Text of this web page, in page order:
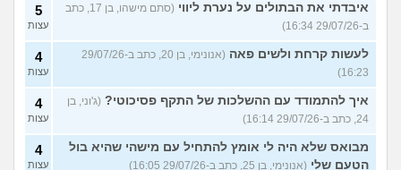
איבדתי את הבתולים על נערת ליווי
(סתם מישהו, בן 17, כתב
ב-29/07/26 16:34)
5
עצות
לעשות קרחת ולשים פאה
(אנונימי, בן 20, כתב ב-29/07/26
16:23)
4
עצות
איך להתמודד עם ההשלכות של התקף פסיכוטי? (ג'וני, בן
24, כתב ב-29/07/26 16:14)
4
עצות
מבואס שלא היה לי אומץ להתחיל עם מישהי שהיא בול
הטעם שלי (אנונימי, בן 25, כתב ב-29/07/26 16:05)
4
עצות